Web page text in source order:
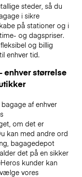
steder, så du
i sikre
på stationer og i
og dagspriser.
og billig
enhver tid.
størrelse
af enhver
om det er
kan med andre ord
bagagedepot
det på en sikker
kunder kan
vores